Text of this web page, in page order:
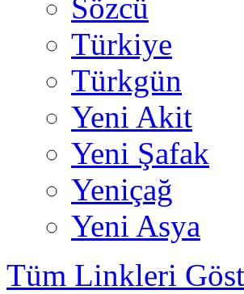
Sözcü
Türkiye
Türkgün
Yeni Akit
Yeni Şafak
Yeniçağ
Yeni Asya
Tüm Linkleri